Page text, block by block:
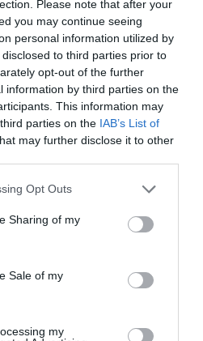
Please note that after your
you may continue seeing
personal information utilized by
to third parties prior to
opt-out of the further
information by third parties on the
This information may
parties on the IAB’s List of
may further disclose it to other
Opt Outs
Sharing of my
Sale of my
my
y valor económico
Si quieres más
nosotros a través de
fuente preferida de Google
últimas noticias de actualidad.
ACTIVAR AHORA